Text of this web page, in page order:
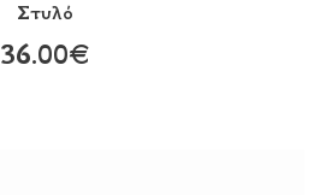
Στυλό
36.00€